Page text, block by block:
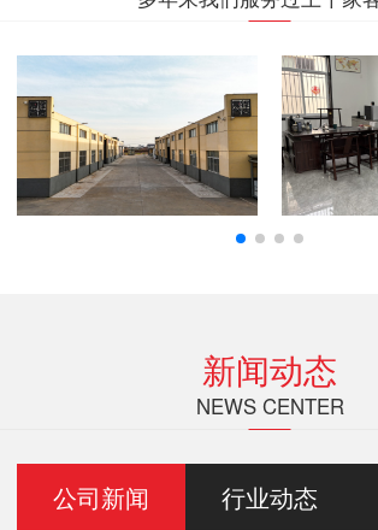
新闻动态
NEWS CENTER
公司新闻 行业动态